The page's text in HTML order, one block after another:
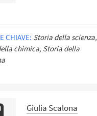
CHIAVE: Storia della scienza,
chimica, Storia della
Giulia Scalona